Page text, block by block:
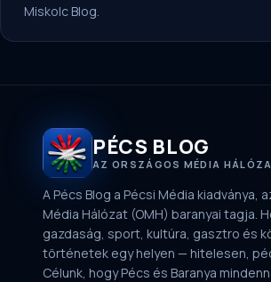
Miskolc Blog
PÉCS BLOG
AZ ORSZÁGOS MÉDIA
A Pécs Blog a Pécsi Média kiadványa,
Média Hálózat (OMH) baranyai tagja.
gazdaság, sport, kultúra, gasztro és
történetek egy helyen — hitelesen,
Célunk, hogy Pécs és Baranya